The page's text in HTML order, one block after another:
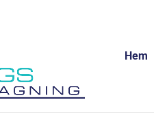
Hem